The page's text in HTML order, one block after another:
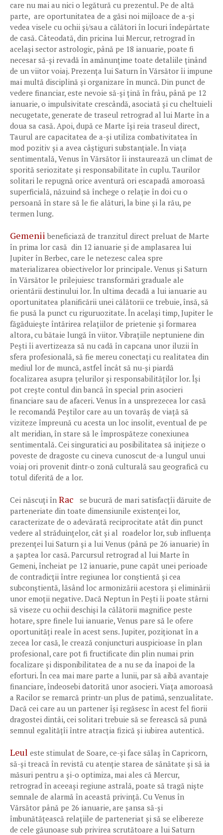
care nu mai au nici o legătură cu prezentul. Pe de altă
parte, are oportunitatea de a găsi noi mijloace de a-și
vedea visele cu ochii și/sau a călători în locuri îndepărtate
de casă. Câteodată, din pricina lui Mercur, retrograd în
același sector astrologic, până pe 18 ianuarie, poate fi
necesar să-și revadă în amănunțime toate detaliile ținând
de un viitor voiaj. Prezența lui Saturn în Vărsător îi impune
mai multă disciplină și organizare în muncă. Din punct de
vedere financiar, este nevoie să-și țină în frâu, până pe 12
ianuarie, o impulsivitate crescândă, asociată și cu cheltuieli
necugetate, generate de traseul retrograd al lui Marte în a
doua sa casă. Apoi, după ce Marte își reia traseul direct,
Taurul are capacitatea de a-și utiliza combativitatea în
mod pozitiv și a avea câștiguri substanțiale. În viața
sentimentală, Venus în Vărsător îi instaurează un climat de
sporită seriozitate și responsabilitate în cuplu. Taurilor
solitari le repugnă orice aventură ori escapadă amoroasă
superficială, năzuind să închege o relație în doi cu o
persoană în stare să le fie alături, la bine și la rău, pe
termen lung.
Gemenii beneficiază de tranzitul direct preluat de Marte
în prima lor casă din 12 ianuarie și de amplasarea lui
Jupiter în Berbec, care le netezesc calea spre
materializarea obiectivelor lor principale. Venus și Saturn
în Vărsător le prilejuiesc transformări graduale ale
orientării destinului lor. În ultima decadă a lui ianuarie au
oportunitatea planificării unei călătorii ce trebuie, însă, să
fie pusă la punct cu riguruozitate. În același timp, Jupiter le
făgăduiește întărirea relațiilor de prietenie și formarea
altora, cu bătaie lungă în viitor. Vibrațiile neptuniene din
Pești îi avertizeaza să nu cadă în capcana unor iluzii în
sfera profesională, să fie mereu conectați cu realitatea din
mediul lor de muncă, astfel încât să nu-și piardă
focalizarea asupra țelurilor și responsabilităților lor. Își
pot crește contul din bancă în special prin asocieri
financiare sau de afaceri. Venus în a unsprezecea lor casă
le recomandă Peștilor care au un tovarăș de viață să
viziteze împreună cu acesta un loc insolit, eventual de pe
alt meridian, în stare să le împrospăteze conexiunea
sentimentală. Cei singuratici au posibilitatea să inițieze o
poveste de dragoste cu cineva cunoscut de-a lungul unui
voiaj ori provenit dintr-o zonă culturală sau geografică cu
totul diferită de a lor.
Cei născuți în Rac se bucură de mari satisfacțîi dăruite de
parteneriate din toate dimensiunile existenței lor,
caracterizate de o adevărată reciprocitate atât din punct
vedere al străduințelor, cât și al roadelor lor, sub influența
prezenței lui Saturn și a lui Venus (până pe 26 ianuarie) în
a șaptea lor casă. Parcursul retrograd al lui Marte în
Gemeni, încheiat pe 12 ianuarie, pune capăt unei perioade
de contradicții între regiunea lor conștientă și cea
subconștientă, lăsând loc armonizării acestora și eliminării
unor emoții negative. Dacă Neptun în Pești îi poate stârni
să viseze cu ochii deschiși la călătorii magnifice peste
hotare, spre finele lui ianuarie, Venus pare să le ofere
oportunități reale în acest sens. Jupiter, poziționat în a
zecea lor casă, le crează conjuncturi auspicioase în plan
profesional, care pot fi fructificate din plin numai prin
focalizare și disponibilitatea de a nu se da înapoi de la
eforturi. În cea mai mare parte a lunii, par să aibă avantaje
financiare, îndeosebi datorită unor asocieri. Viața amoroasă
a Racilor se remarcă printr-un plus de patimă, senzualitate.
Dacă cei care au un partener își regăsesc în acest fel fiorii
dragostei dintâi, cei solitari trebuie să se ferească să pună
semnul egalitățîi între atracția fizică și iubirea autentică.
Leul este stimulat de Soare, ce-și face sălaș în Capricorn,
să-și treacă în revistă cu atenție starea de sănătate și să ia
măsuri pentru a și-o optimiza, mai ales că Mercur,
retrograd în aceeași regiune astrală, poate să tragă niște
semnale de alarmă în această privință. Cu Venus în
Vărsător până pe 26 ianuarie, are șansa să-și
îmbunătățească relațiile de parteneriat și să se elibereze
de cele găunoase sub privirea scrutătoare a lui Saturn